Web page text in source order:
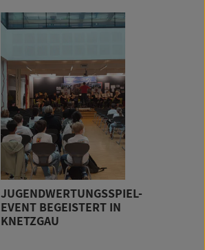
JUGENDWERTUNGSSPIEL-
EVENT BEGEISTERT IN
KNETZGAU